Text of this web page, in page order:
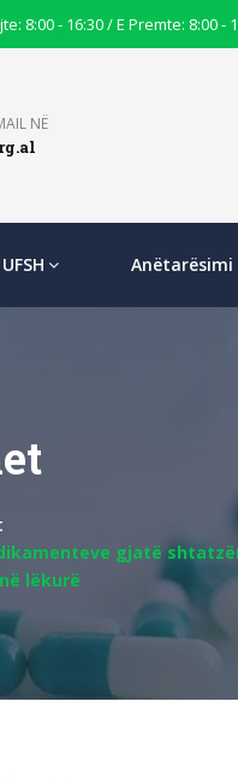
8:00 - 16:30 / E Premte: 8:00 -
NË
UFSH Anëtarësimi
gjatë
lëkurë